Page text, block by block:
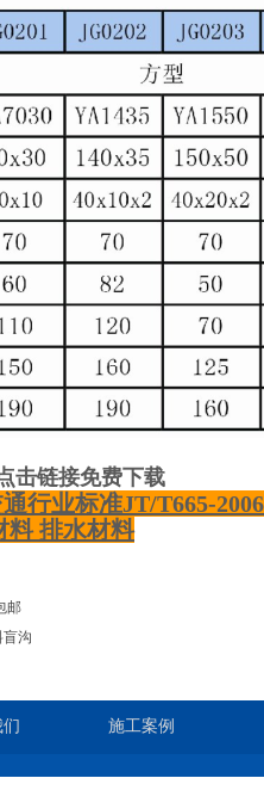
击链接免费下载
通行业标准JT/T665-
料 排水材料
邮
盲沟
施工案例